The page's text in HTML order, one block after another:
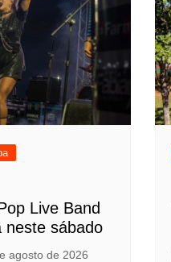
Live Band
neste sábado
agosto de 2026